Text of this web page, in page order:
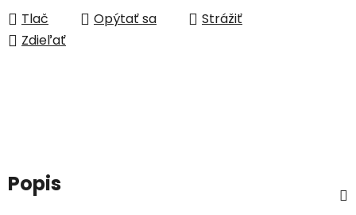
Tlač Opýtať sa
Strážiť
Zdieľať
Popis